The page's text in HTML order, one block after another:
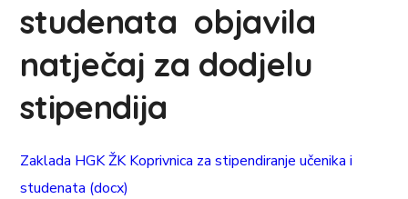
studenata objavila
natječaj za dodjelu
stipendija
Zaklada HGK ŽK Koprivnica za stipendiranje učenika i
studenata (docx)